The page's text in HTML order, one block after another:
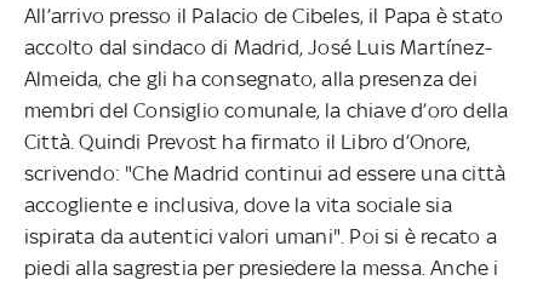
All’arrivo presso il Palacio de Cibeles, il Papa è stato
accolto dal sindaco di Madrid, José Luis Martínez-
Almeida, che gli ha consegnato, alla presenza dei
membri del Consiglio comunale, la chiave d’oro della
Città. Quindi Prevost ha firmato il Libro d’Onore,
scrivendo: "Che Madrid continui ad essere una città
accogliente e inclusiva, dove la vita sociale sia
ispirata da autentici valori umani". Poi si è recato a
piedi alla sagrestia per presiedere la messa. Anche i